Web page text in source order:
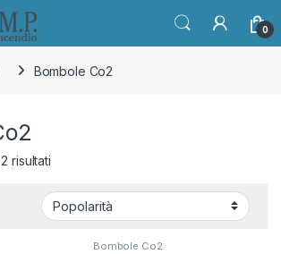
0
Bombole Co2
risultatiPopolarità
Bombole Co2